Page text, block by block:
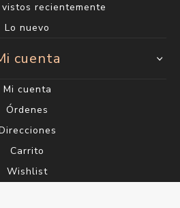
recientemente
Lo nuevo
cuenta
Mi cuenta
Órdenes
Carrito
Wishlist